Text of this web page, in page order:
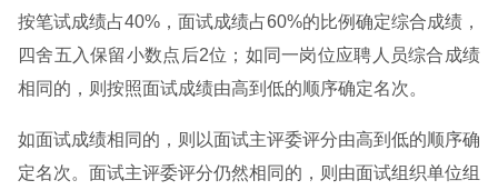
按笔试成绩占40%，面试成绩占60%的比例确定综合成绩，
四舍五入保留小数点后2位；如同一岗位应聘人员综合成绩
相同的，则按照面试成绩由高到低的顺序确定名次。
如面试成绩相同的，则以面试主评委评分由高到低的顺序确
定名次。面试主评委评分仍然相同的，则由面试组织单位组